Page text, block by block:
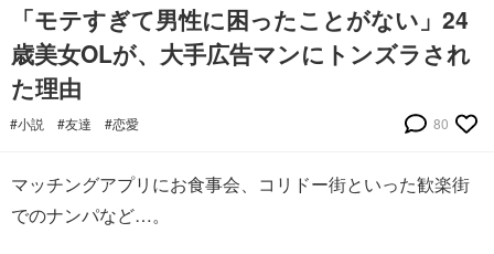
「モテすぎて男性に困ったことがない」24
歳美女OLが、大手広告マンにトンズラされ
た理由
#小説 #友達 #恋愛 80
マッチングアプリにお食事会、コリドー街といった歓楽街
でのナンパなど…。